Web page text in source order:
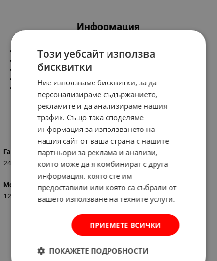
Информация
Мощност-1200W
Обороти на празен ход-2600об./мин.
Дълбочина на рязане-405 мм
Вместимост на масления резервоар-0.210 л.
Вместимост на бензиновия резервоар-0.310 л.
Характеристики
Гаранция (месеци)
24
Мощност (W)
1200
Този уебсайт използва
бисквитки
Ние използваме бисквитки, за да
персонализираме съдържанието,
рекламите и да анализираме нашия
трафик. Също така споделяме
информация за използването на
нашия сайт от ваша страна с нашите
партньори за реклама и анализи,
които може да я комбинират с друга
информация, която сте им
предоставили или която са събрали от
вашето използване на техните услуги.
ПРИЕМЕТЕ ВСИЧКИ
ПОКАЖЕТЕ ПОДРОБНОСТИ